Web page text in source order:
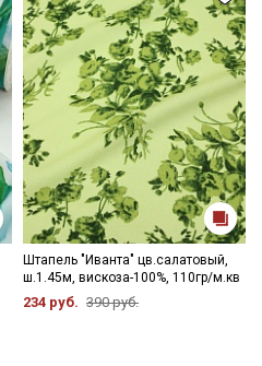
Штапель "Иванта" цв.салатовый,
ш.1.45м, вискоза-100%, 110гр/м.кв
234 руб. 390 руб.